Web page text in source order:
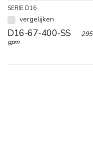
SERIE D16
vergelijken
D16-67-400-SS
295
gpm